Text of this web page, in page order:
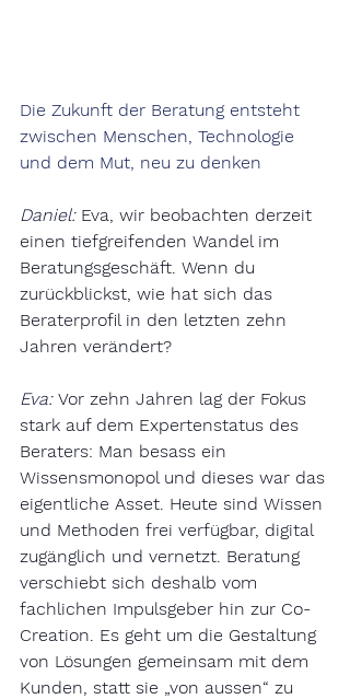
Die Zukunft der Beratung entsteht
zwischen Menschen, Technologie
und dem Mut, neu zu denken
Daniel: Eva, wir beobachten derzeit
einen tiefgreifenden Wandel im
Beratungsgeschäft. Wenn du
zurückblickst, wie hat sich das
Beraterprofil in den letzten zehn
Jahren verändert?
Eva: Vor zehn Jahren lag der Fokus
stark auf dem Expertenstatus des
Beraters: Man besass ein
Wissensmonopol und dieses war das
eigentliche Asset. Heute sind Wissen
und Methoden frei verfügbar, digital
zugänglich und vernetzt. Beratung
verschiebt sich deshalb vom
fachlichen Impulsgeber hin zur Co-
Creation. Es geht um die Gestaltung
von Lösungen gemeinsam mit dem
Kunden, statt sie „von aussen“ zu